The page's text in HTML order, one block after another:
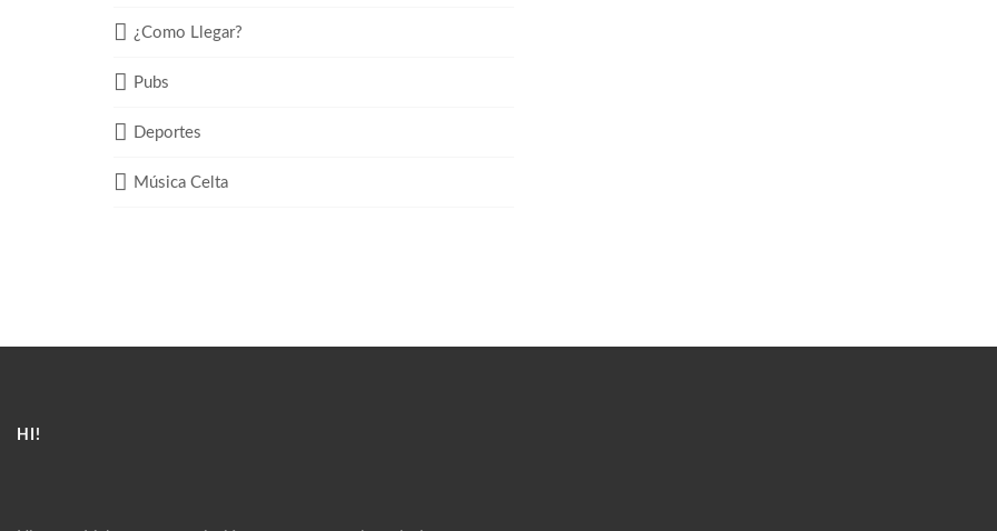
¿Como Llegar?
Pubs
Deportes
Música Celta
HI!